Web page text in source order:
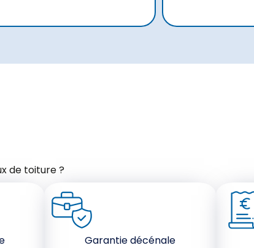
de toiture ?
Garantie décénale